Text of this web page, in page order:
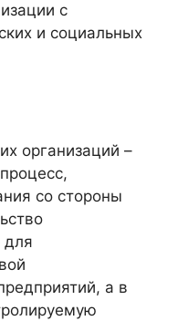
с
и социальных
организаций –
со стороны
для
а в